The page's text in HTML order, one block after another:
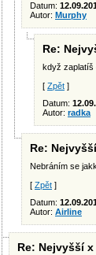
Datum:
Autor: Murphy
Re:
když zaplatíš
[ Zpět ]
Datum:
Autor: radka
Re:
Nebráním se
[ Zpět ]
Datum:
Autor: Airline
Re: Nejvyšší